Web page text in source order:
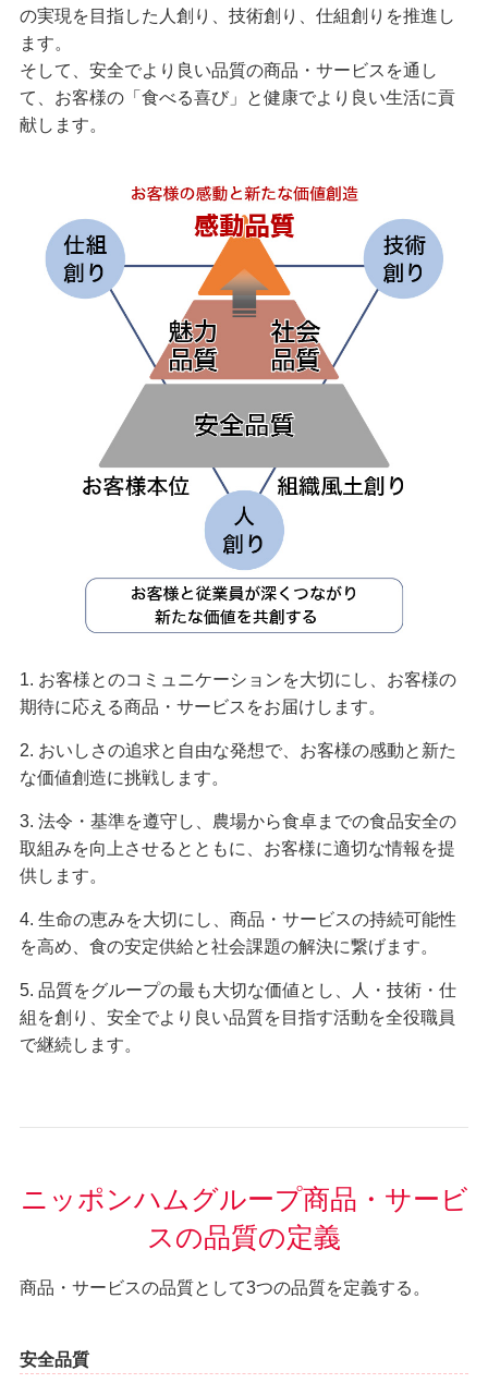
の実現を目指した人創り、技術創り、仕組創りを推進し
ます。
そして、安全でより良い品質の商品・サービスを通し
て、お客様の「食べる喜び」と健康でより良い生活に貢
献します。
1. お客様とのコミュニケーションを大切にし、お客様の
期待に応える商品・サービスをお届けします。
2. おいしさの追求と自由な発想で、お客様の感動と新た
な価値創造に挑戦します。
3. 法令・基準を遵守し、農場から食卓までの食品安全の
取組みを向上させるとともに、お客様に適切な情報を提
供します。
4. 生命の恵みを大切にし、商品・サービスの持続可能性
を高め、食の安定供給と社会課題の解決に繋げます。
5. 品質をグループの最も大切な価値とし、人・技術・仕
組を創り、安全でより良い品質を目指す活動を全役職員
で継続します。
ニッポンハムグループ商品・サービ
スの品質の定義
商品・サービスの品質として3つの品質を定義する。
安全品質